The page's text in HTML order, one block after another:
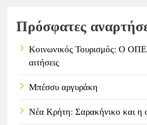
Πρόσφατες
Κοινωνικός Τουρισμός: Ο
αιτήσεις
Μπέσσυ αργυράκη
Νέα Κρήτη: Σαρακήνικο και